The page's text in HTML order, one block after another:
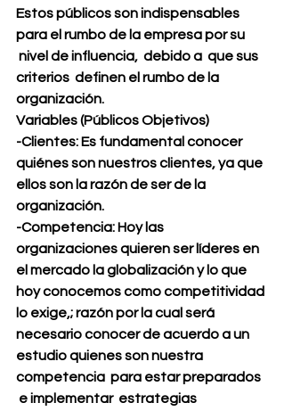
Estos públicos son indispensables
para el rumbo de la empresa por su
nivel de influencia,  debido a  que sus
criterios  definen el rumbo de la
organización.
Variables (Públicos Objetivos)
-Clientes: Es fundamental conocer
quiénes son nuestros clientes, ya que
ellos son la razón de ser de la
organización.
-Competencia: Hoy las
organizaciones quieren ser líderes en
el mercado la globalización y lo que
hoy conocemos como competitividad
lo exige,; razón por la cual será
necesario conocer de acuerdo a un
estudio quienes son nuestra
competencia  para estar preparados
e implementar  estrategias